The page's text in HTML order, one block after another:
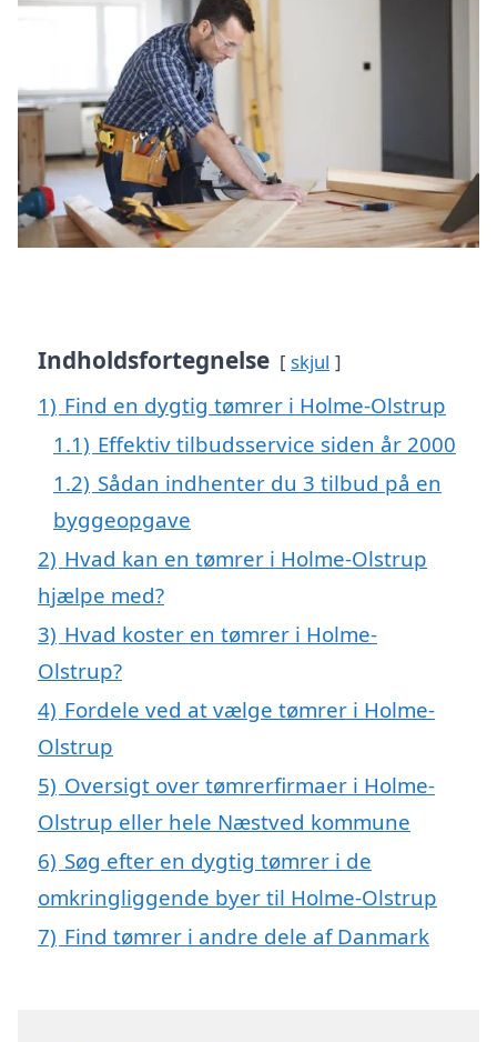
Indholdsfortegnelse skjul
1) Find en dygtig tømrer i Holme-Olstrup
1.1) Effektiv tilbudsservice siden år 2000
1.2) Sådan indhenter du 3 tilbud på en
byggeopgave
2) Hvad kan en tømrer i Holme-Olstrup
hjælpe med?
3) Hvad koster en tømrer i Holme-
Olstrup?
4) Fordele ved at vælge tømrer i Holme-
Olstrup
5) Oversigt over tømrerfirmaer i Holme-
Olstrup eller hele Næstved kommune
6) Søg efter en dygtig tømrer i de
omkringliggende byer til Holme-Olstrup
7) Find tømrer i andre dele af Danmark